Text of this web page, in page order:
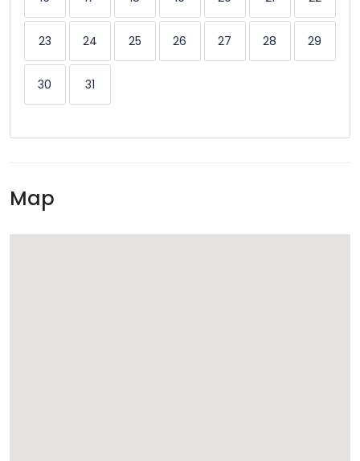
TV
Washer & Dryer
23 24 25 26 27 28 29
30 31
Map